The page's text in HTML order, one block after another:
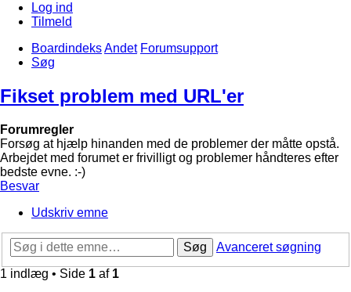
Log ind
Tilmeld
BoardindeksAndet Forumsupport
Søg
Fikset problem med URL'er
Forumregler
Forsøg at hjælp hinanden med de problemer der måtte opstå.
Arbejdet med forumet er frivilligt og problemer håndteres efter
bedste evne. :-)
Besvar
Udskriv emne
Søg
Avanceret søgning
1 indlæg • Side 1 af 1